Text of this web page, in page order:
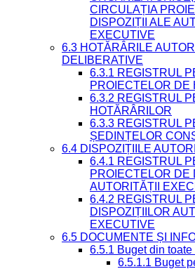
CIRCULAȚIA
DISPOZIȚII ALE
EXECUTIVE
6.3 HOTĂRÂRILE
DELIBERATIVE
6.3.1 REGISTRUL
PROIECTELOR DE
6.3.2 REGISTRUL
HOTĂRÂRILOR
6.3.3 REGISTRUL
ȘEDINȚELOR
6.4 DISPOZIȚIILE
6.4.1 REGISTRUL
PROIECTELOR DE
AUTORITĂȚII
6.4.2 REGISTRUL
DISPOZIȚIILOR
EXECUTIVE
6.5 DOCUMENTE ȘI
6.5.1 Buget din
6.5.1.1 Buget